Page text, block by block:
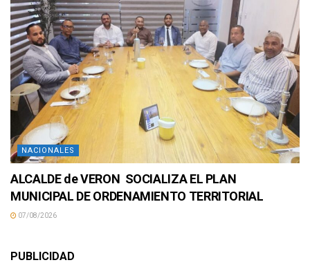
NACIONALES
ALCALDE de VERON SOCIALIZA EL PLAN
MUNICIPAL DE ORDENAMIENTO TERRITORIAL
07/08/2026
PUBLICIDAD